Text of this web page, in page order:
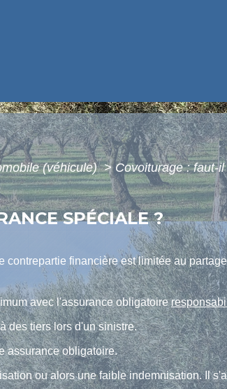
(véhicule)> Covoiturage : faut-
SPÉCIALE ?
financière est limitée au
avec l'assurance obligatoire
des tiers lors d'un sinistre.
assurance obligatoire.
ou alors une faible indemnisation. Il